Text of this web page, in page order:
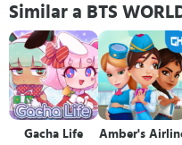
Similar a BTS
Gacha Life
Amber's